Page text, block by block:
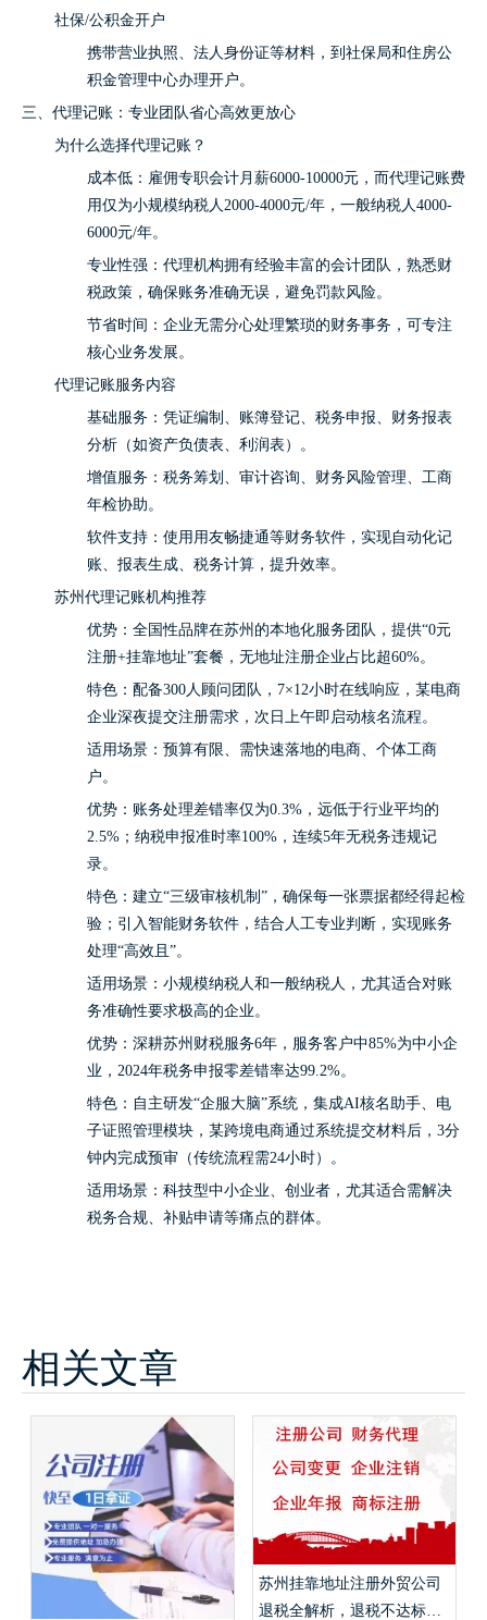
社保/公积金开户
携带营业执照、法人身份证等材料，到社保局和住房公
积金管理中心办理开户。
三、代理记账：专业团队省心高效更放心
为什么选择代理记账？
成本低：雇佣专职会计月薪6000-10000元，而代理记账费
用仅为小规模纳税人2000-4000元/年，一般纳税人4000-
6000元/年。
专业性强：代理机构拥有经验丰富的会计团队，熟悉财
税政策，确保账务准确无误，避免罚款风险。
节省时间：企业无需分心处理繁琐的财务事务，可专注
核心业务发展。
代理记账服务内容
基础服务：凭证编制、账簿登记、税务申报、财务报表
分析（如资产负债表、利润表）。
增值服务：税务筹划、审计咨询、财务风险管理、工商
年检协助。
软件支持：使用用友畅捷通等财务软件，实现自动化记
账、报表生成、税务计算，提升效率。
苏州代理记账机构推荐
优势：全国性品牌在苏州的本地化服务团队，提供“0元
注册+挂靠地址”套餐，无地址注册企业占比超60%。
特色：配备300人顾问团队，7×12小时在线响应，某电商
企业深夜提交注册需求，次日上午即启动核名流程。
适用场景：预算有限、需快速落地的电商、个体工商
户。
优势：账务处理差错率仅为0.3%，远低于行业平均的
2.5%；纳税申报准时率100%，连续5年无税务违规记
录。
特色：建立“三级审核机制”，确保每一张票据都经得起检
验；引入智能财务软件，结合人工专业判断，实现账务
处理“高效且”。
适用场景：小规模纳税人和一般纳税人，尤其适合对账
务准确性要求极高的企业。
优势：深耕苏州财税服务6年，服务客户中85%为中小企
业，2024年税务申报零差错率达99.2%。
特色：自主研发“企服大脑”系统，集成AI核名助手、电
子证照管理模块，某跨境电商通过系统提交材料后，3分
钟内完成预审（传统流程需24小时）。
适用场景：科技型中小企业、创业者，尤其适合需解决
税务合规、补贴申请等痛点的群体。
相关文章
苏州挂靠地址注册外贸公司
退税全解析，退税不达标免